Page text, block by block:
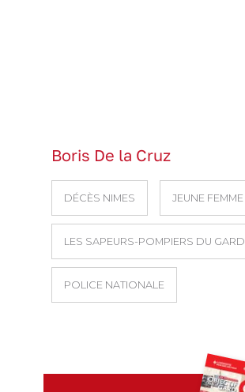
Boris De la Cruz
DÉCÈS NIMES JEUNE FEMME
LES SAPEURS-POMPIERS DU GARD
POLICE NATIONALE